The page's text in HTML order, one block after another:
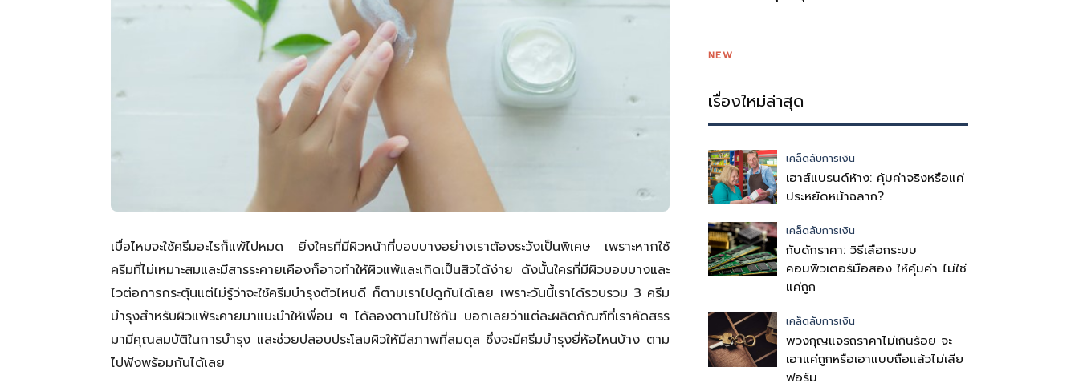
เบื่อไหมจะใช้ครีมอะไรก็แพ้ไปหมด ยิ่งใครที่มีผิวหน้าที่บอบบางอย่างเราต้องระวังเป็นพิเศษ เพราะหากใช้
ครีมที่ไม่เหมาะสมและมีสารระคายเคืองก็อาจทำให้ผิวแพ้และเกิดเป็นสิวได้ง่าย ดังนั้นใครที่มีผิวบอบบางและ
ไวต่อการกระตุ้นแต่ไม่รู้ว่าจะใช้ครีมบำรุงตัวไหนดี ก็ตามเราไปดูกันได้เลย เพราะวันนี้เราได้รวบรวม 3 ครีม
บำรุงสำหรับผิวแพ้ระคายมาแนะนำให้เพื่อน ๆ ได้ลองตามไปใช้กัน บอกเลยว่าแต่ละผลิตภัณฑ์ที่เราคัดสรร
มามีคุณสมบัติในการบำรุง และช่วยปลอบประโลมผิวให้มีสภาพที่สมดุล ซึ่งจะมีครีมบำรุงยี่ห้อไหนบ้าง ตาม
ไปฟังพร้อมกันได้เลย
NEW
เรื่องใหม่ล่าสุด
เคล็ดลับการเงิน
เฮาส์แบรนด์ห้าง: คุ้มค่าจริงหรือแค่
ประหยัดหน้าฉลาก?
เคล็ดลับการเงิน
กับดักราคา: วิธีเลือกระบบ
คอมพิวเตอร์มือสอง ให้คุ้มค่า ไม่ใช่
แค่ถูก
เคล็ดลับการเงิน
พวงกุญแจรถราคาไม่เกินร้อย จะ
เอาแค่ถูกหรือเอาแบบถือแล้วไม่เสีย
ฟอร์ม